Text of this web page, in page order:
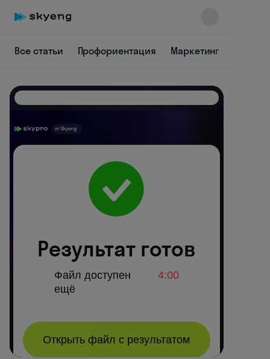
Все статьи Профориентация Маркетинг